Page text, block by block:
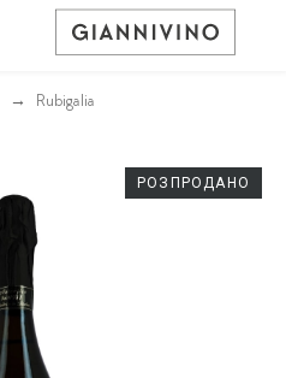
Rubigalia
РОЗПРОДАНО